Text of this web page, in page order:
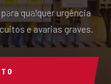
qualquer urgência
e avarias graves.